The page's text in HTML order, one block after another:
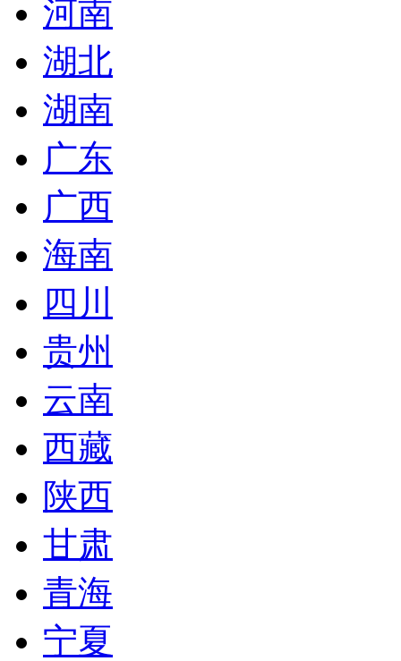
河南
湖北
湖南
广东
广西
海南
四川
贵州
云南
西藏
陕西
甘肃
青海
宁夏